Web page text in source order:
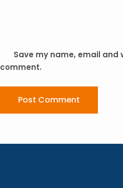
Save my name, email
comment.
Post Comment